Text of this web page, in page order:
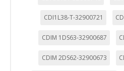
CDI1L38-T-32900721
CDIM 1DS63-32900687
CDIM 2DS62-32900673